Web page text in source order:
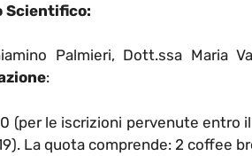
Scientifico:
Palmieri, Dott.ssa Maria
:
(per le iscrizioni pervenute entro
La quota comprende: 2 coffee